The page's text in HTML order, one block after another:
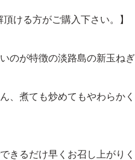
頂ける方がご購入下さい。】
のが特徴の淡路島の新玉ねぎ
、煮ても炒めてもやわらか
きるだけ早くお召し上がりく